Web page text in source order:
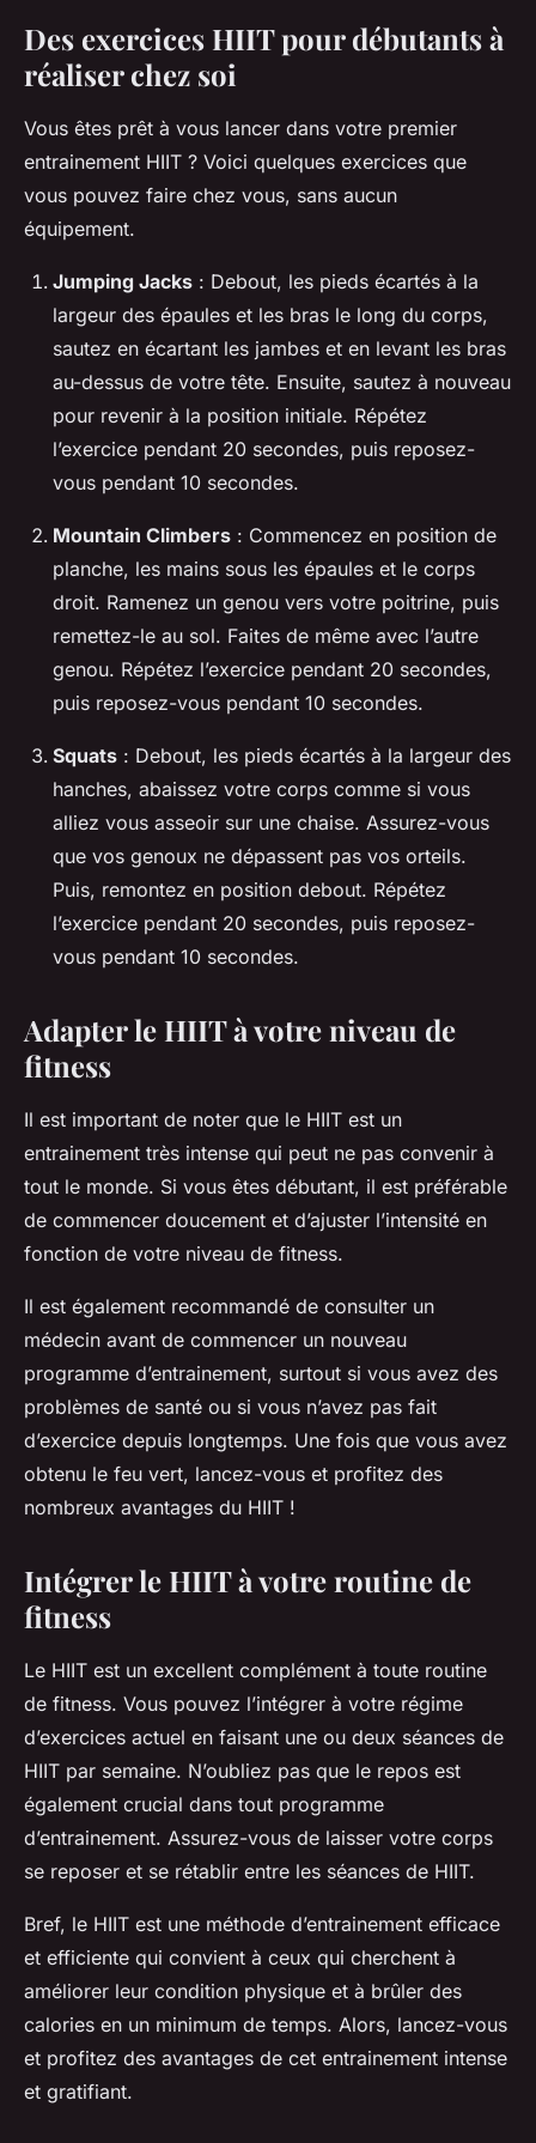
Des exercices HIIT pour débutants à
réaliser chez soi
Vous êtes prêt à vous lancer dans votre premier
entrainement HIIT ? Voici quelques exercices que
vous pouvez faire chez vous, sans aucun
équipement.
Jumping Jacks : Debout, les pieds écartés à la
largeur des épaules et les bras le long du corps,
sautez en écartant les jambes et en levant les bras
au-dessus de votre tête. Ensuite, sautez à nouveau
pour revenir à la position initiale. Répétez
l’exercice pendant 20 secondes, puis reposez-
vous pendant 10 secondes.
Mountain Climbers : Commencez en position de
planche, les mains sous les épaules et le corps
droit. Ramenez un genou vers votre poitrine, puis
remettez-le au sol. Faites de même avec l’autre
genou. Répétez l’exercice pendant 20 secondes,
puis reposez-vous pendant 10 secondes.
Squats : Debout, les pieds écartés à la largeur des
hanches, abaissez votre corps comme si vous
alliez vous asseoir sur une chaise. Assurez-vous
que vos genoux ne dépassent pas vos orteils.
Puis, remontez en position debout. Répétez
l’exercice pendant 20 secondes, puis reposez-
vous pendant 10 secondes.
Adapter le HIIT à votre niveau de
fitness
Il est important de noter que le HIIT est un
entrainement très intense qui peut ne pas convenir à
tout le monde. Si vous êtes débutant, il est préférable
de commencer doucement et d’ajuster l’intensité en
fonction de votre niveau de fitness.
Il est également recommandé de consulter un
médecin avant de commencer un nouveau
programme d’entrainement, surtout si vous avez des
problèmes de santé ou si vous n’avez pas fait
d’exercice depuis longtemps. Une fois que vous avez
obtenu le feu vert, lancez-vous et profitez des
nombreux avantages du HIIT !
Intégrer le HIIT à votre routine de
fitness
Le HIIT est un excellent complément à toute routine
de fitness. Vous pouvez l’intégrer à votre régime
d’exercices actuel en faisant une ou deux séances de
HIIT par semaine. N’oubliez pas que le repos est
également crucial dans tout programme
d’entrainement. Assurez-vous de laisser votre corps
se reposer et se rétablir entre les séances de HIIT.
Bref, le HIIT est une méthode d’entrainement efficace
et efficiente qui convient à ceux qui cherchent à
améliorer leur condition physique et à brûler des
calories en un minimum de temps. Alors, lancez-vous
et profitez des avantages de cet entrainement intense
et gratifiant.